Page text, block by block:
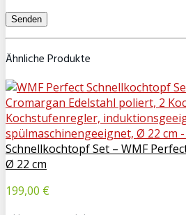
Ähnliche Produkte
Schnellkochtopf Set – WMF
Ø 22 cm
199,00 €